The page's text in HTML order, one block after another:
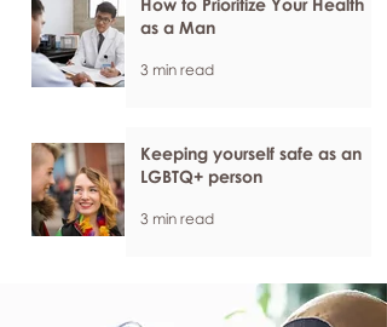
How to Prioritize Your Health
as a Man
3 min read
Keeping yourself safe as an
LGBTQ+ person
3 min read